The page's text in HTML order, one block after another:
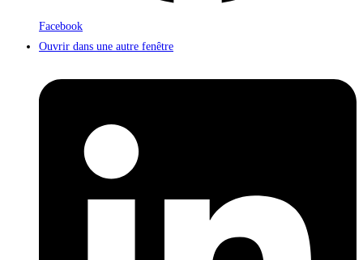
Facebook
Ouvrir dans une autre fenêtre